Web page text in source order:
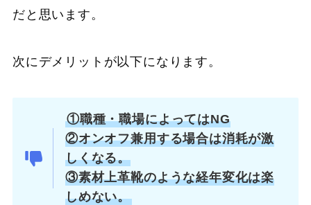
だと思います。
次にデメリットが以下になります。
①職種・職場によってはNG
②オンオフ兼用する場合は消耗が激
しくなる。
③素材上革靴のような経年変化は楽
しめない。